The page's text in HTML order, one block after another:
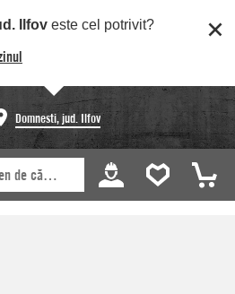
Ilfov este cel potrivit?
Domnesti, jud. Ilfov